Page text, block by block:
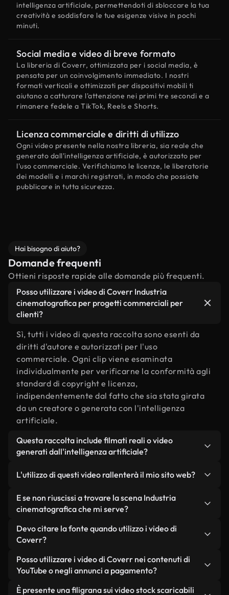
intelligenza artificiale, permettendoti di sbloccare la tua
creatività e soddisfare le tue esigenze visive in pochi
minuti.
Social media e video di breve formato
La libreria di Coverr, ottimizzata per i social media, è
pensata per un coinvolgimento immediato. I nostri
formati verticali e ottimizzati per dispositivi mobili ti
aiutano a catturare l'attenzione nei primi tre secondi e a
rimanere fedele a TikTok, Reels e Shorts.
Licenza commerciale e diritti di utilizzo
Ogni video presente nella nostra libreria, sia reale che
generato dall'intelligenza artificiale, è autorizzato per
l'uso commerciale. Verifichiamo le licenze, le liberatorie
dei modelli e i marchi registrati, in modo che possiate
pubblicare in tutta sicurezza.
Hai bisogno di aiuto?
Domande frequenti
Ottieni risposte rapide alle domande più frequenti.
Posso utilizzare i video di Coverr Industria
cinematografica per progetti commerciali per
clienti?
Sì, tutti i video di questa raccolta sono esenti da
diritti d'autore e autorizzati per l'uso
commerciale. Ogni clip viene esaminata
individualmente per verificarne la conformità agli
standard di copyright e licenza,
indipendentemente dal fatto che sia stata girata
da un creatore o generata con l'intelligenza
artificiale.
Questa raccolta include filmati reali o video
generati dall'intelligenza artificiale?
da filmati reali, girati da persone, relativi a
Industria cinematografica, e da video generati
dall'intelligenza artificiale. Ogni video è
chiaramente etichettato, così saprai sempre cosa
stai utilizzando.
L'utilizzo di questi video rallenterà il mio sito web?
Non se scegli le nostre versioni ottimizzate.
Offriamo formati leggeri e pronti per il web,
mantengono alta la qualità, riducono al minimo i
tempi di caricamento e migliorano parametri
come LCP.
E se non riuscissi a trovare la scena Industria
cinematografica che mi serve?
Puoi crearne uno all'istante utilizzando Coverr AI
Studio. Ti basta descrivere la scena, ad esempio
Studio genererà in pochi secondi un video
personalizzato in conformità con i nostri standard
di licenza.
Devo citare la fonte quando utilizzo i video di
Coverr?
Non è richiesto alcun riconoscimento dell'autore.
Tutti i video presenti nella nostra libreria sono
senza citare il creatore, sebbene sia sempre
Posso utilizzare i video di Coverr nei contenuti di
YouTube o negli annunci a pagamento?
Sì. Tutti i filmati di Coverr possono essere utilizzati
È presente una filigrana sui video stock scaricabili